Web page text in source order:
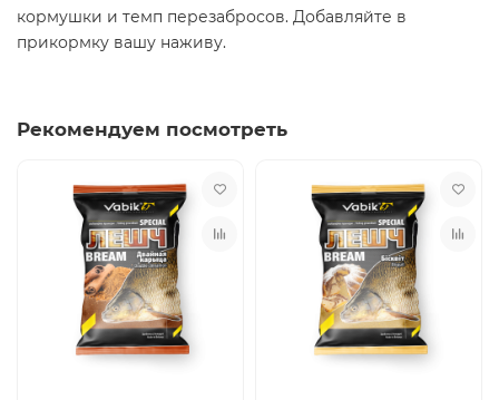
кормушки и темп перезабросов. Добавляйте в
прикормку вашу наживу.
Рекомендуем посмотреть